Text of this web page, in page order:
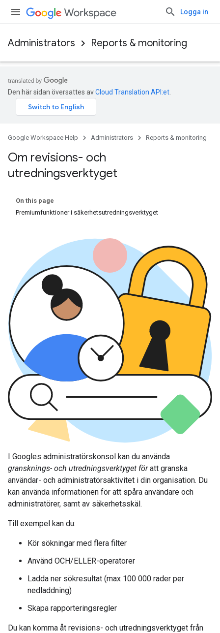
Logga in
Administrators Reports & monitoring
Den här sidan översattes avCloud Translation API:et
Google Workspace Help Administrators Reports & monitoring
Om revisions- och
utredningsverktyget
On this page
Premiumfunktioner i säkerhetsutredningsverktyget
I Googles administratörskonsol kan du använda
gransknings- och utredningsverktyget föratt granska
användar- och administratörsaktivitet i din organisation. Du
kan använda informationen för att spåra användare och
administratörer, samt av säkerhetsskäl.
Till exempel kan du:
Kör sökningar med flera filter
Använd OCH/ELLER-operatorer
Ladda ner sökresultat (max 100 000 rader per
nedladdning)
Skapa rapporteringsregler
Du kan komma åt revisions- och utredningsverktyget från